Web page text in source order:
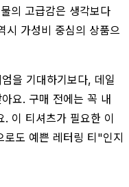
의 고급감은 생각보다
시 가성비 중심의 상품으
을 기대하기보다, 데일
요. 구매 전에는 꼭 내
이 티셔츠가 필요한 이
도 예쁜 레터링 티"인지